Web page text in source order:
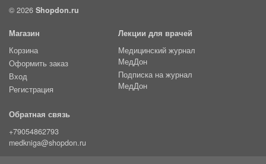
© 2026 Shopdon.ru
Магазин
Корзина
Оформить заказ
Вход
Регистрация
Лекции для врачей
Медицинский журнал
МедДон
Подписка на журнал
МедДон
Обратная связь
+79054862793
medkniga@shopdon.ru